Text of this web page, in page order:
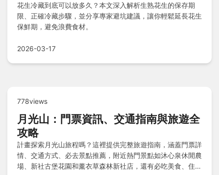
花生冷藏到底可以放多久？本文深入解析生熟花生的保存期
限、正確冷藏步驟，並分享專家避坑建議，讓你輕鬆延長花生
保鮮期，避免浪費食材。
2026-03-17
778views
月光山：門票資訊、交通指南與旅遊全
攻略
計畫探索月光山旅程嗎？這裡提供完整旅遊指南，涵蓋門票詳
情、交通方式、必去景點推薦，附近熱門景點如沐心泉休閒農
場、新社古堡花園和薰衣草森林新社店，還有必吃美食、住宿